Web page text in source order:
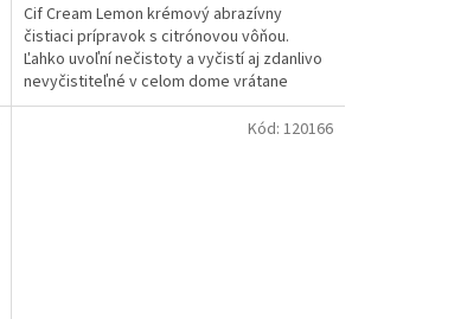
Cif Cream Lemon krémový abrazívny
čistiaci prípravok s citrónovou vôňou.
Ľahko uvoľní nečistoty a vyčistí aj zdanlivo
nevyčistiteľné v celom dome vrátane
moderných povrchov.
Kód: 120166